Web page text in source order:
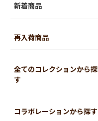
新着商品
再入荷商品
全てのコレクションから探
す
コラボレーションから探す